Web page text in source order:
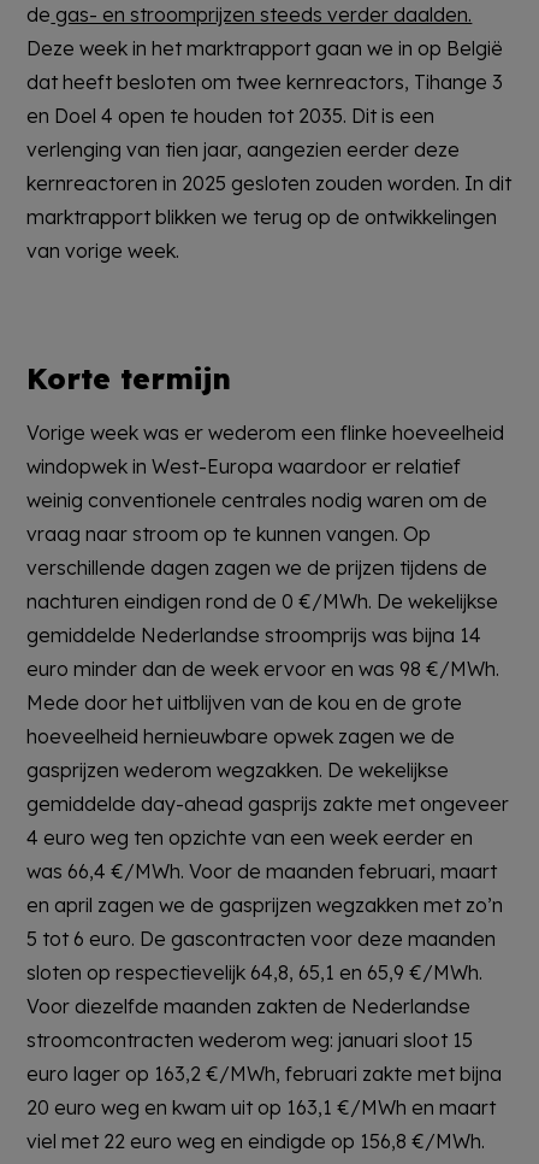
de gas- en stroomprijzen steeds verder daalden.
Deze week in het marktrapport gaan we in op België
dat heeft besloten om twee kernreactors, Tihange 3
en Doel 4 open te houden tot 2035. Dit is een
verlenging van tien jaar, aangezien eerder deze
kernreactoren in 2025 gesloten zouden worden. In dit
marktrapport blikken we terug op de ontwikkelingen
van vorige week.
Korte termijn
Vorige week was er wederom een flinke hoeveelheid
windopwek in West-Europa waardoor er relatief
weinig conventionele centrales nodig waren om de
vraag naar stroom op te kunnen vangen. Op
verschillende dagen zagen we de prijzen tijdens de
nachturen eindigen rond de 0 €/MWh. De wekelijkse
gemiddelde Nederlandse stroomprijs was bijna 14
euro minder dan de week ervoor en was 98 €/MWh.
Mede door het uitblijven van de kou en de grote
hoeveelheid hernieuwbare opwek zagen we de
gasprijzen wederom wegzakken. De wekelijkse
gemiddelde day-ahead gasprijs zakte met ongeveer
4 euro weg ten opzichte van een week eerder en
was 66,4 €/MWh. Voor de maanden februari, maart
en april zagen we de gasprijzen wegzakken met zo’n
5 tot 6 euro. De gascontracten voor deze maanden
sloten op respectievelijk 64,8, 65,1 en 65,9 €/MWh.
Voor diezelfde maanden zakten de Nederlandse
stroomcontracten wederom weg: januari sloot 15
euro lager op 163,2 €/MWh, februari zakte met bijna
20 euro weg en kwam uit op 163,1 €/MWh en maart
viel met 22 euro weg en eindigde op 156,8 €/MWh.